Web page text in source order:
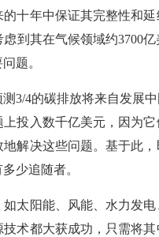
十年中保证其完整性和
到其在气候领域约3700
题。
3/4的碳排放将来自发展
投入数千亿美元，因为
解决这些问题。基于此
少追随者。
太阳能、风能、水力发
术都大获成功，只需将